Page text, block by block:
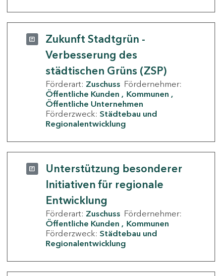
Zukunft Stadtgrün -
Verbesserung des
städtischen Grüns (ZSP)
Förderart: Zuschuss Fördernehmer:
Öffentliche Kunden
Kommunen
Öffentliche Unternehmen
Förderzweck: Städtebau und
Regionalentwicklung
Unterstützung besonderer
Initiativen für regionale
Entwicklung
Förderart: Zuschuss Fördernehmer:
Öffentliche Kunden
Kommunen
Förderzweck: Städtebau und
Regionalentwicklung